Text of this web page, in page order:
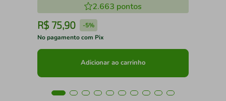
2.663 pontos
R$ 75,90 -5%
No pagamento com Pix
Adicionar ao carrinho